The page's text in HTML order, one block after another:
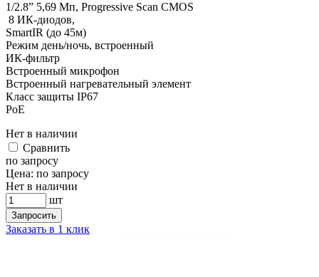
1/2.8” 5,69 Мп, Progressive Scan CMOS
8 ИК-диодов,
SmartIR (до 45м)
Режим день/ночь, встроенный
ИК-фильтр
Встроенный микрофон
Встроенный нагревательный элемент
Класс защиты IР67
PoE
Нет в наличии
Cравнить
по запросу
Цена: по запросу
Нет в наличии
шт
Запросить
Заказать в 1 клик